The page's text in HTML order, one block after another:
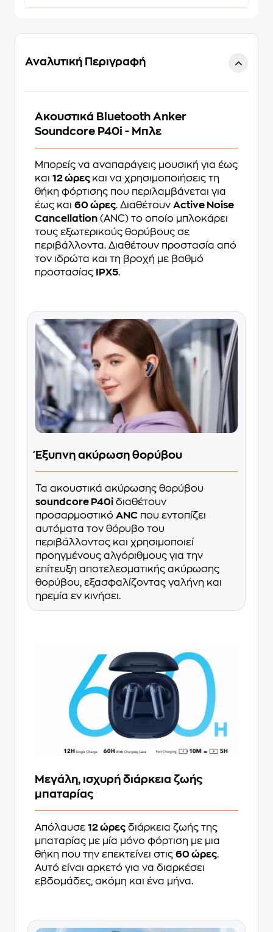
Αναλυτική Περιγραφή
Ακουστικά Bluetooth Anker
Soundcore P40i - Μπλε
Μπορείς να αναπαράγεις μουσική για έως
και 12 ώρες και να χρησιμοποιήσεις τη
θήκη φόρτισης που περιλαμβάνεται για
έως και 60 ώρες. Διαθέτουν Active Noise
Cancellation (ANC) το οποίο μπλοκάρει
τους εξωτερικούς θορύβους σε
περιβάλλοντα. Διαθέτουν προστασία από
τον ιδρώτα και τη βροχή με βαθμό
προστασίας
IPX5.
Έξυπνη ακύρωση θορύβου
Τα ακουστικά ακύρωσης θορύβου
soundcore P40i διαθέτουν
προσαρμοστικό ANC που εντοπίζει
αυτόματα τον θόρυβο του
περιβάλλοντος και χρησιμοποιεί
προηγμένους αλγόριθμους για την
επίτευξη αποτελεσματικής ακύρωσης
θορύβου, εξασφαλίζοντας γαλήνη και
ηρεμία εν κινήσει.
Μεγάλη, ισχυρή διάρκεια ζωής
μπαταρίας
Απόλαυσε 12 ώρες διάρκεια ζωής της
μπαταρίας με μία μόνο φόρτιση με μια
θήκη που την επεκτείνει στις 60 ώρες.
Αυτό είναι αρκετό για να διαρκέσει
εβδομάδες, ακόμη και ένα μήνα.